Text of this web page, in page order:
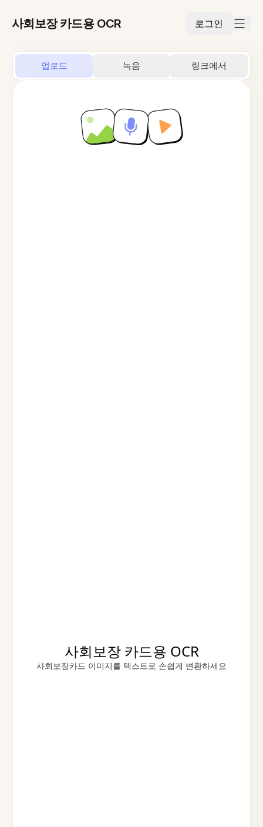
사회보장 카드용 OCR 로그인
업로드 녹음 링크에서
사회보장 카드용 OCR
사회보장카드 이미지를 텍스트로 손쉽게 변환하세요